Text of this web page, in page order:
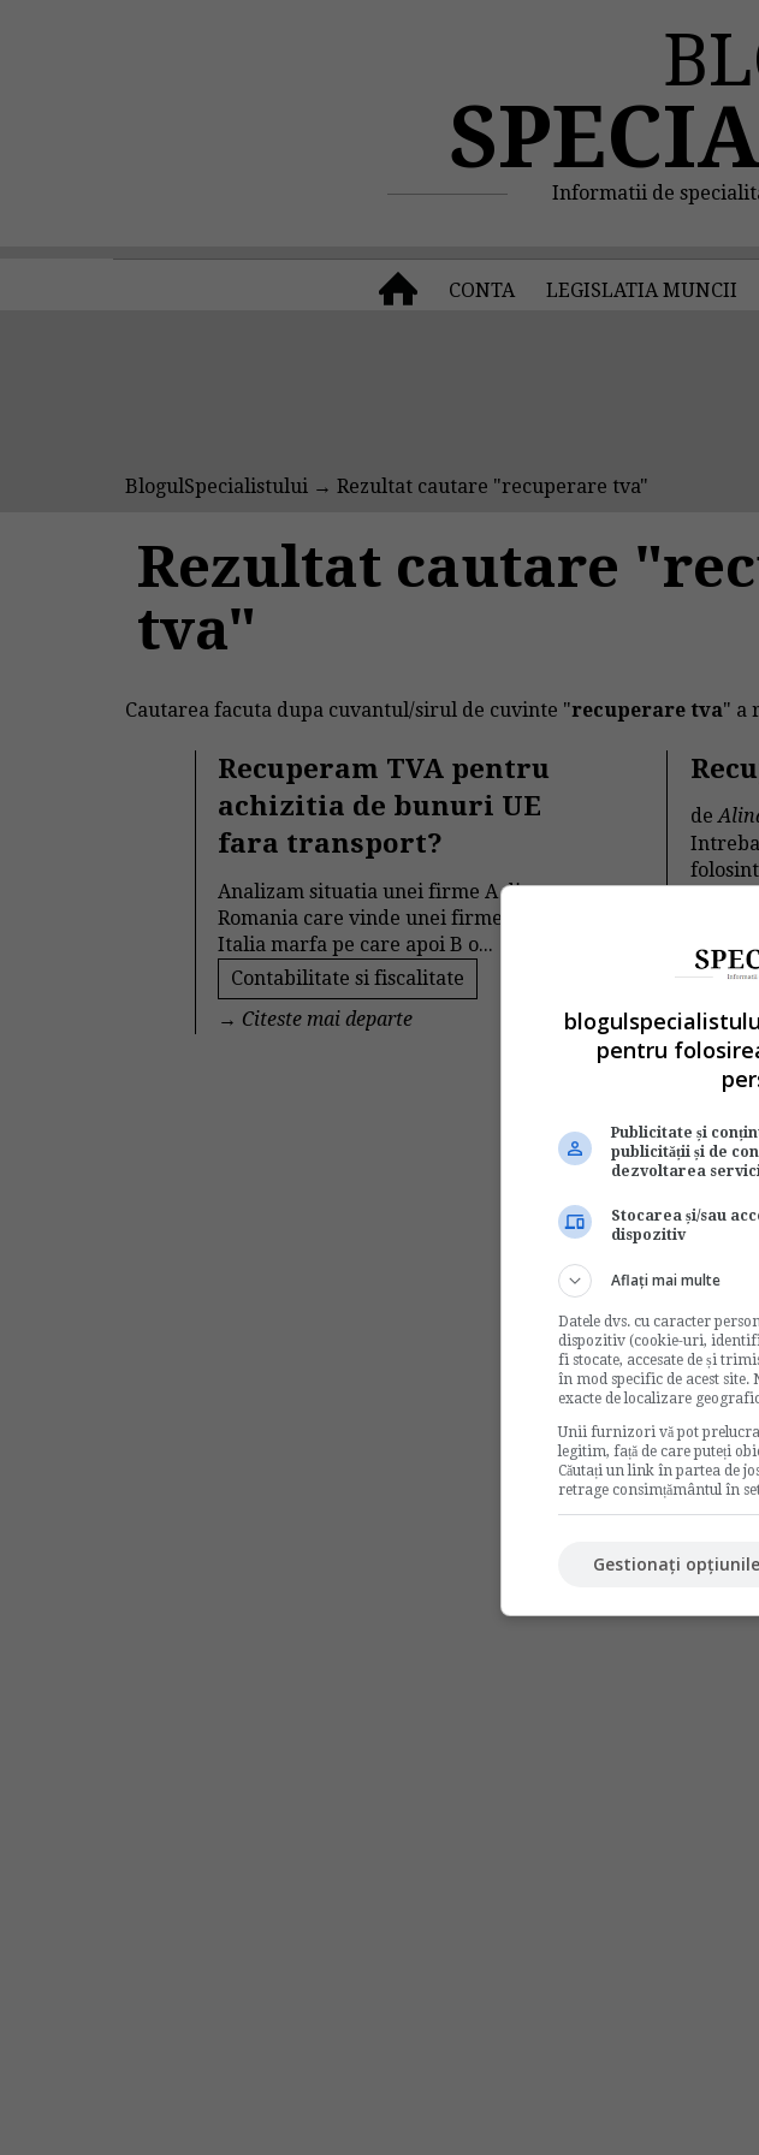
Informatii de
CONTA LEGISLATIA MUNCII
BlogulSpecialistului → Rezultat cautare "recuperare tva"
Rezultat cautare
tva"
Cautarea facuta dupa cuvantul/sirul de cuvinte "recuperare tva" a
Recuperam TVA pentru
achizitia de bunuri UE
fara transport?
Analizam situatia unei firme A din
Romania care vinde unei firme B din
Italia marfa pe care apoi B o...
Contabilitate si fiscalitate
→ Citeste mai departe
de
→
pentru
Publicitate și
publicității și de
dezvoltarea
Stocarea și/sau
dispozitiv
Aflați mai multe
Datele dvs. cu caracter
dispozitiv (cookie-uri,
fi stocate, accesate de și
în mod specific de acest
exacte de localizare
Unii furnizori vă pot
legitim, față de care puteți
Căutați un link în partea de
retrage consimțământul în
Gestionați opțiunile